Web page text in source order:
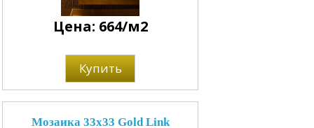
Цена: 664/м2
Купить
Мозаика 33x33 Gold Link